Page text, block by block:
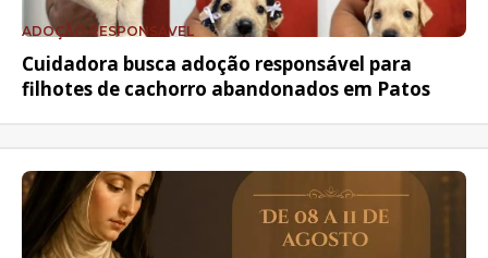
ADOÇÃO RESPONSÁVEL
Cuidadora busca adoção responsável para
filhotes de cachorro abandonados em Patos